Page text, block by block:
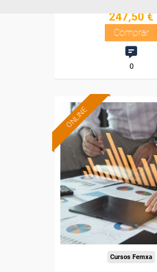
247,50 €
Comprar
0
ONLINE
Formación
Para
trabajadores y
-Finanzas y
Cursos Femxa